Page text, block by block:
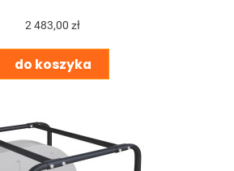
2 483,00 zł
do koszyka